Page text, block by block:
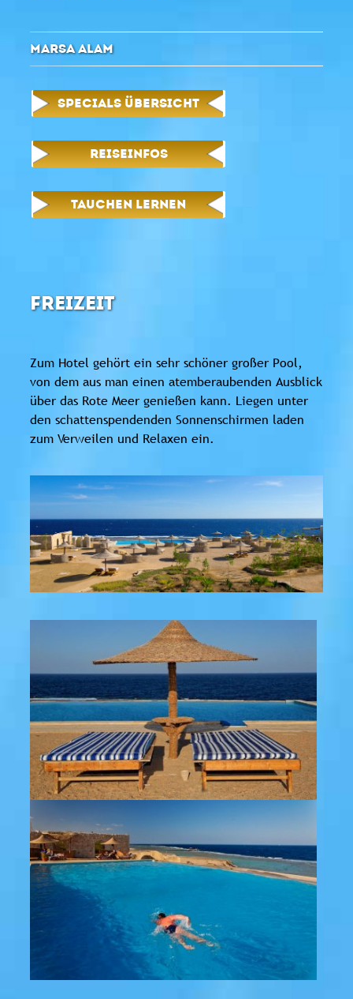
MARSA ALAM
SPECIALS ÜBERSICHT
REISEINFOS
TAUCHEN LERNEN
FREIZEIT
Zum Hotel gehört ein sehr schöner großer Pool,
von dem aus man einen atemberaubenden Ausblick
über das Rote Meer genießen kann. Liegen unter
den schattenspendenden Sonnenschirmen laden
zum Verweilen und Relaxen ein.